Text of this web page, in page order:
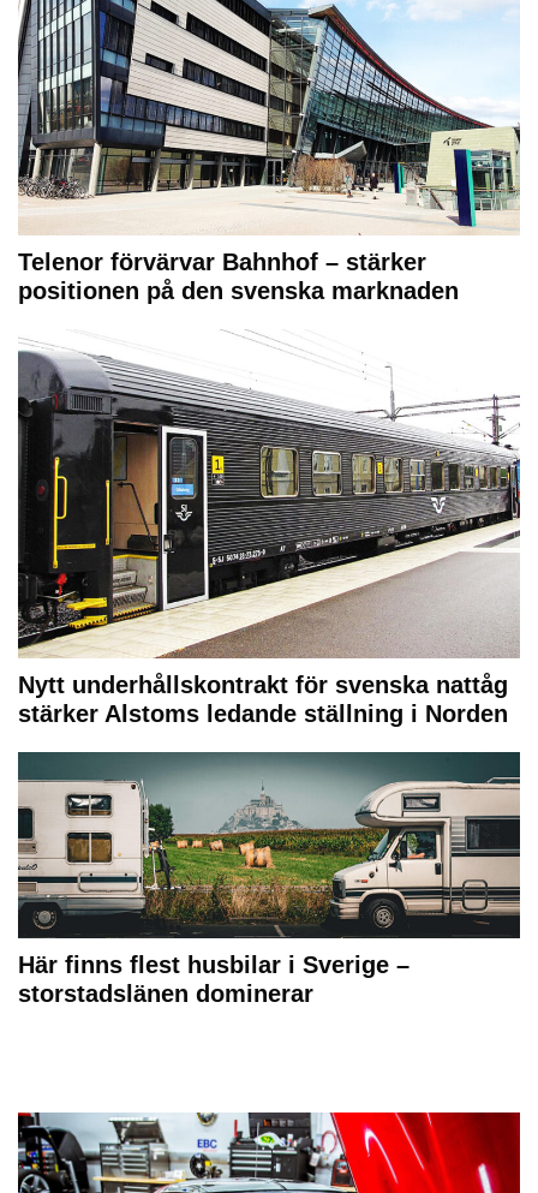
Telenor förvärvar Bahnhof – stärker
positionen på den svenska marknaden
Nytt underhållskontrakt för svenska nattåg
stärker Alstoms ledande ställning i Norden
Här finns flest husbilar i Sverige –
storstadslänen dominerar